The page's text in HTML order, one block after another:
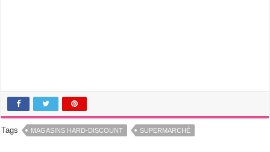
Tags MAGASINS HARD-DISCOUNT SUPERMARCHÉ